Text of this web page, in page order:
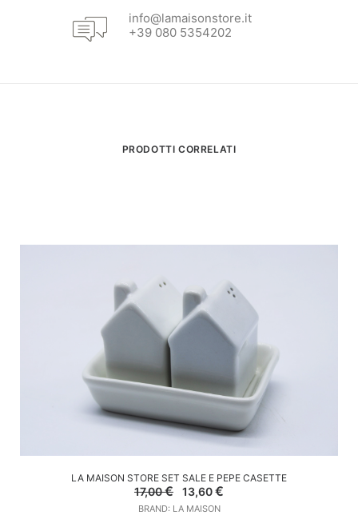
info@lamaisonstore.it
+39 080 5354202
PRODOTTI CORRELATI
AGGIUNGI AL CARRELLO
LA MAISON STORE SET SALE E PEPE CASETTE
17,00€
Il
prezzo
originale
13,60€Il
BRAND: LA MAISON